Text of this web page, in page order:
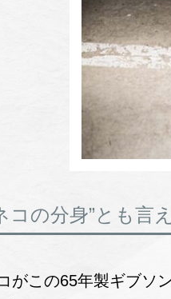
コの分身”とも言
がこの65年製ギブソ